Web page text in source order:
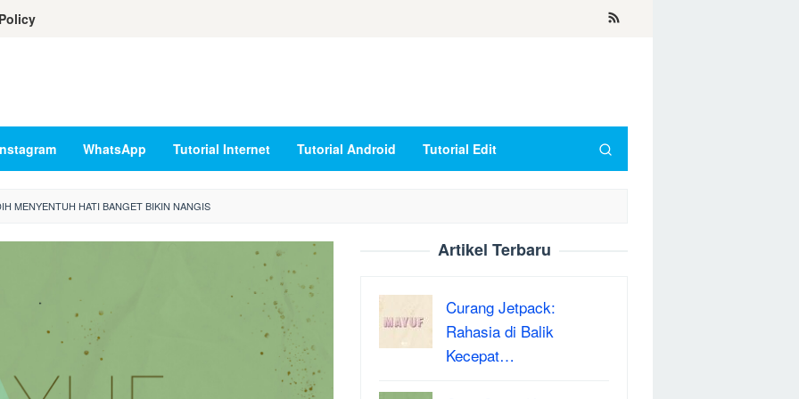
WhatsApp Tutorial Internet Tutorial Android Tutorial Edit
MENYENTUH HATI BANGET BIKIN NANGIS
Artikel Terbaru
Curang Jetpack:
Rahasia di Balik
Kecepat…